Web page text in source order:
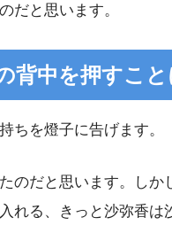
だと思います。
背中を押すこと
ちを燈子に告げます。
のだと思います。しか
れる、きっと沙弥香は